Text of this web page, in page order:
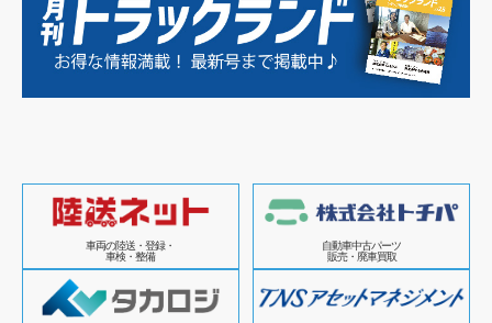
車両の陸送・登録・
車検・整備
自動車中古パーツ
販売・廃車買取